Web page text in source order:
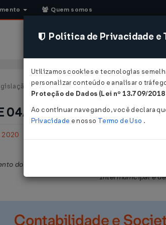
Quem somos
CONSULTORIA
Estadual - Paraná
04/12/2020
2020
do Imposto sobre Operações Relativas à
Intermunicipal e
Política de Privacidade e
Utilizamos cookies e tecnologias
personalizar conteúdo e analisar o
Proteção de Dados (Lei nº 13.709/2018
Ao continuar navegando, você declara
Privacidade e nosso Termo de Uso .